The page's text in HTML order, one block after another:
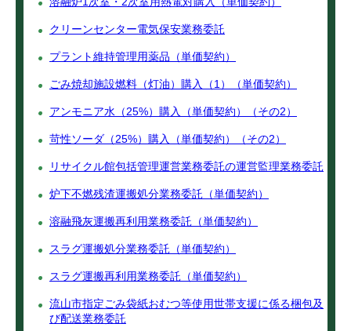
クリーンセンター電気保安業務委託
プラント維持管理用薬品（単価契約）
ごみ焼却施設燃料（灯油）購入（1）（単価契約）
アンモニア水（25%）購入（単価契約）（その2）
苛性ソーダ（25%）購入（単価契約）（その2）
リサイクル館包括管理運営業務委託の運営監理業務委託
炉下不燃残渣運搬処分業務委託（単価契約）
溶融飛灰運搬再利用業務委託（単価契約）
スラグ運搬処分業務委託（単価契約）
スラグ運搬再利用業務委託（単価契約）
流山市指定ごみ袋紙おむつ等使用世帯支援に係る梱包及
び配送業務委託